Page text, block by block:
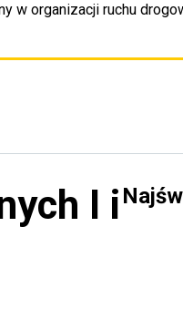
w organizacji ruchu
I i